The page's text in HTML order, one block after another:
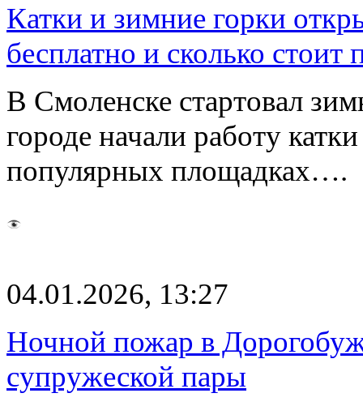
Катки и зимние горки
бесплатно и сколько стоит
В Смоленске стартовал
городе начали работу
популярных площадках….
04.01.2026, 13:27
Ночной пожар в
супружеской пары